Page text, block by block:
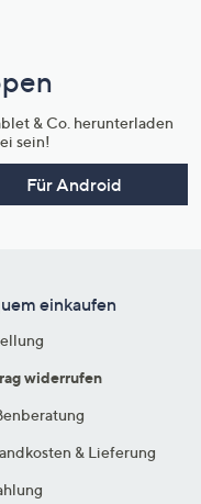
& Co. herunterladen
sein!
Für Android
einkaufen
widerrufen
& Lieferung